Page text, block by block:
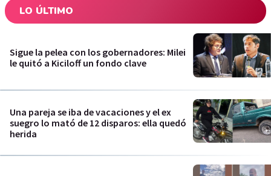
LO ÚLTIMO
Sigue la pelea con los gobernadores: Milei
le quitó a Kiciloff un fondo clave
Una pareja se iba de vacaciones y el ex
suegro lo mató de 12 disparos: ella quedó
herida